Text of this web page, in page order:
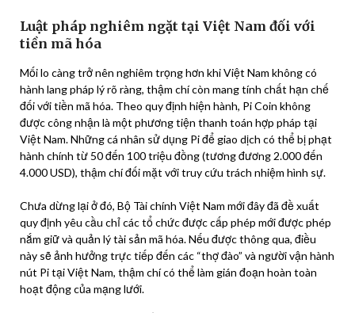
Luật pháp nghiêm ngặt tại Việt Nam đối với
tiền mã hóa
Mối lo càng trở nên nghiêm trọng hơn khi Việt Nam không có
hành lang pháp lý rõ ràng, thậm chí còn mang tính chất hạn chế
đối với tiền mã hóa. Theo quy định hiện hành, Pi Coin không
được công nhận là một phương tiện thanh toán hợp pháp tại
Việt Nam. Những cá nhân sử dụng Pi để giao dịch có thể bị phạt
hành chính từ 50 đến 100 triệu đồng (tương đương 2.000 đến
4.000 USD), thậm chí đối mặt với truy cứu trách nhiệm hình sự.
Chưa dừng lại ở đó, Bộ Tài chính Việt Nam mới đây đã đề xuất
quy định yêu cầu chỉ các tổ chức được cấp phép mới được phép
nắm giữ và quản lý tài sản mã hóa. Nếu được thông qua, điều
này sẽ ảnh hưởng trực tiếp đến các “thợ đào” và người vận hành
nút Pi tại Việt Nam, thậm chí có thể làm gián đoạn hoàn toàn
hoạt động của mạng lưới.